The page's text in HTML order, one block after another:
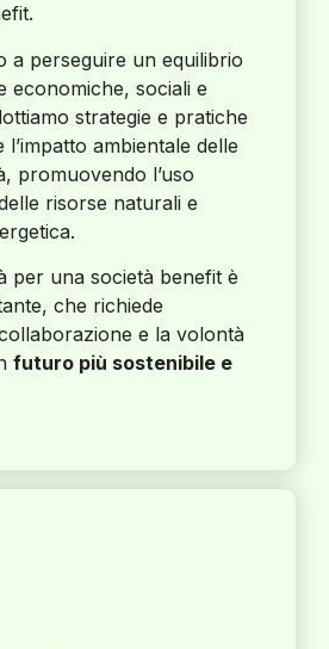
a perseguire un equilibrio
economiche, sociali e
strategie e pratiche
ambientale delle
promuovendo l’uso
risorse naturali e
per una società benefit è
che richiede
e la volontà
futuro più sostenibile e